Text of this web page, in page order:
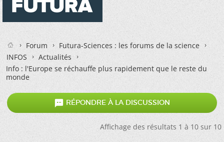
Forum
Futura-Sciences : les forums de la science
INFOS
Actualités
Info : l'Europe se réchauffe plus rapidement que le reste du
monde
 RÉPONDRE À LA DISCUSSION
Affichage des résultats 1 à 10 sur 10